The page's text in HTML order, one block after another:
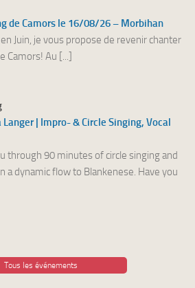
de Camors le 16/08/26 – Morbihan
Juin, je vous propose de revenir chanter
Camors! Au [...]
| Impro- & Circle Singing, Vocal
through 90 minutes of circle singing and
a dynamic flow to Blankenese. Have you
Tous les événements